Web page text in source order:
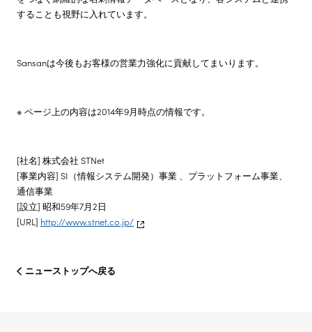
することも視野に入れています。
Sansanは今後もお客様の営業力強化に貢献してまいります。
※ ページ上の内容は2014年9月時点の情報です。
[社名] 株式会社 STNet
[事業内容] SI（情報システム開発）事業 、プラットフォーム事業、
通信事業
[設立] 昭和59年7月2日
[URL] http://www.stnet.co.jp/
ニューストップへ戻る